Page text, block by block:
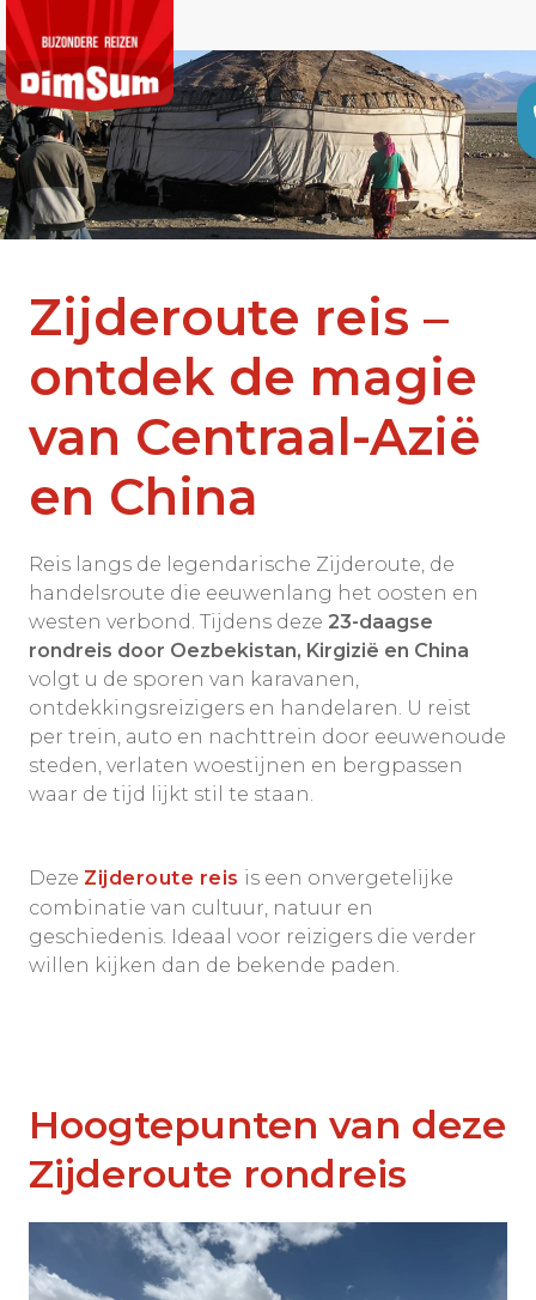
Zijderoute reis –
ontdek de magie
van Centraal-Azië
en China
Reis langs de legendarische Zijderoute, de
handelsroute die eeuwenlang het oosten en
westen verbond. Tijdens deze 23-daagse
rondreis door Oezbekistan, Kirgizië en China
volgt u de sporen van karavanen,
ontdekkingsreizigers en handelaren. U reist
per trein, auto en nachttrein door eeuwenoude
steden, verlaten woestijnen en bergpassen
waar de tijd lijkt stil te staan.
Deze Zijderoute reis is een onvergetelijke
combinatie van cultuur, natuur en
geschiedenis. Ideaal voor reizigers die verder
willen kijken dan de bekende paden.
Hoogtepunten van deze
Zijderoute rondreis